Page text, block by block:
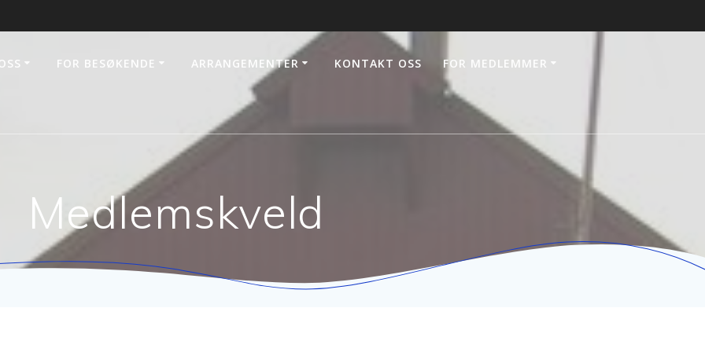
FOR BESØKENDE ARRANGEMENTER KONTAKT OSS FOR MEDLEMMER
Medlemskveld